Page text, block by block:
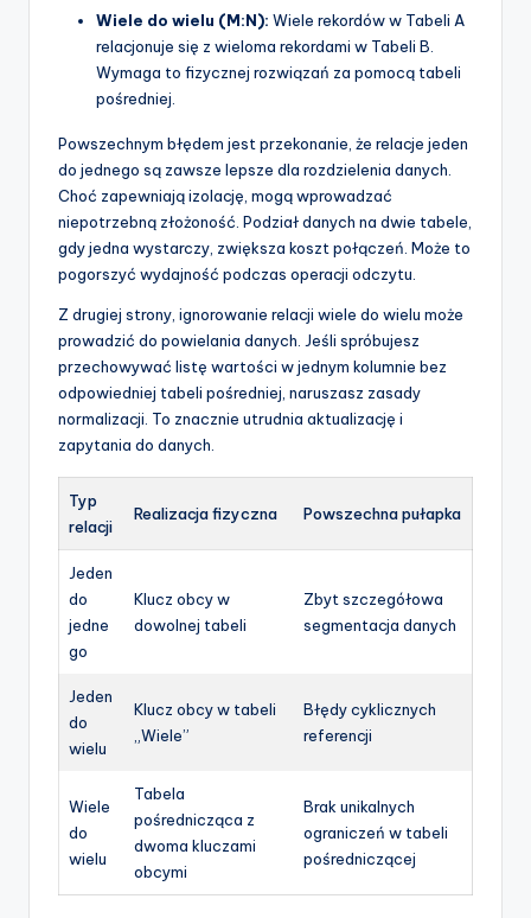
Wiele do wielu (M:N): Wiele rekordów w Tabeli A
relacjonuje się z wieloma rekordami w Tabeli B.
Wymaga to fizycznej rozwiązań za pomocą tabeli
pośredniej.
Powszechnym błędem jest przekonanie, że relacje jeden
do jednego są zawsze lepsze dla rozdzielenia danych.
Choć zapewniają izolację, mogą wprowadzać
niepotrzebną złożoność. Podział danych na dwie tabele,
gdy jedna wystarczy, zwiększa koszt połączeń. Może to
pogorszyć wydajność podczas operacji odczytu.
Z drugiej strony, ignorowanie relacji wiele do wielu może
prowadzić do powielania danych. Jeśli spróbujesz
przechowywać listę wartości w jednym kolumnie bez
odpowiedniej tabeli pośredniej, naruszasz zasady
normalizacji. To znacznie utrudnia aktualizację i
zapytania do danych.
Typ
relacji
Realizacja fizyczna Powszechna pułapka
Jeden
do
jedne
go
Klucz obcy w
dowolnej tabeli
Zbyt szczegółowa
segmentacja danych
Jeden
do
wielu
Klucz obcy w tabeli
„Wiele”
Błędy cyklicznych
referencji
Wiele
do
wielu
Tabela
pośrednicząca z
dwoma kluczami
obcymi
Brak unikalnych
ograniczeń w tabeli
pośredniczącej